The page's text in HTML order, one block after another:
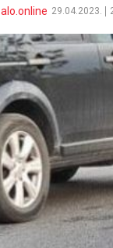
alo.online 29.04.2023.